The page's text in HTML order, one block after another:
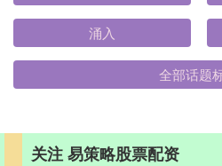
涌入
全部话题
关注 易策略股票配资